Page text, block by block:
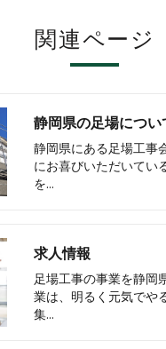
関連ページ
静岡県の足場につい
静岡県にある足場工事
にお喜びいただいてい
を…
求人情報
足場工事の事業を静岡
業は、明るく元気でや
集…